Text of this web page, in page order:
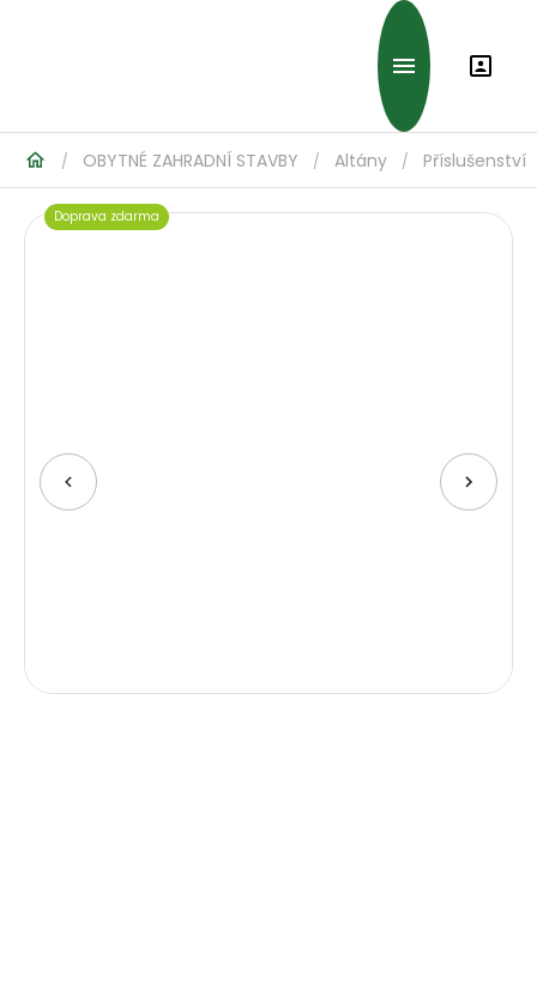
/ OBYTNÉ ZAHRADNÍ STAVBY / Altány / Příslušenství
Doprava zdarma